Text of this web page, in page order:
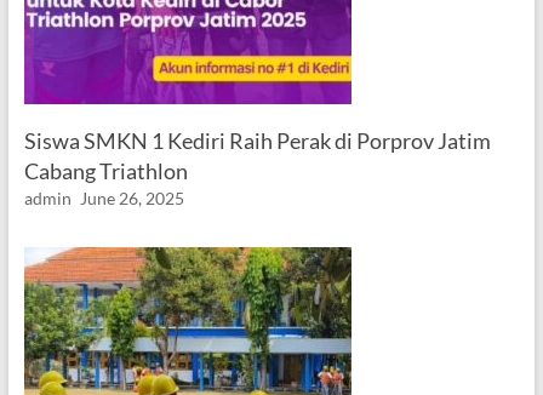
Siswa SMKN 1 Kediri Raih Perak di Porprov Jatim
Cabang Triathlon
admin June 26, 2025